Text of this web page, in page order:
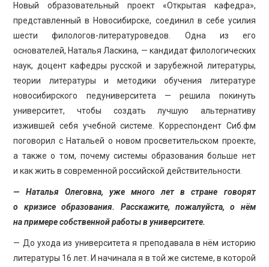
Новый образовательный проект «Открытая кафедра»,
представленный в Новосибирске, соединил в себе усилия
шести филологов-литературоведов. Одна из его
основателей, Наталья Ласкина, — кандидат филологических
наук, доцент кафедры русской и зарубежной литературы,
теории литературы и методики обучения литературе
новосибирского педуниверситета — решила покинуть
университет, чтобы создать лучшую альтернативу
изжившей себя учебной системе. Корреспондент Сиб.фм
поговорил с Натальей о новом просветительском проекте,
а также о том, почему системы образования больше нет
и как жить в современной российской действительности.
— Наталья Олеговна, уже много лет в стране говорят
о кризисе образования. Расскажите, пожалуйста, о нём
на примере собственной работы в университете.
— До ухода из университета я преподавала в нём историю
литературы 16 лет. И начинала я в той же системе, в которой